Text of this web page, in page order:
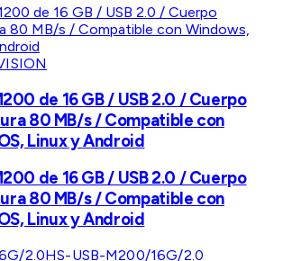
de 16 GB / USB 2.0 / Cuerpo
80 MB/s / Compatible con
Linux y Android
de 16 GB / USB 2.0 / Cuerpo
80 MB/s / Compatible con
Linux y Android
2.0HS-USB-M200/16G/2.0